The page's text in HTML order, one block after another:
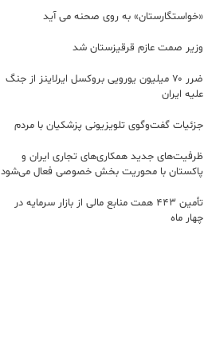
«خواستگارستان» به روی صحنه می آید
وزیر صمت عازم قرقیزستان شد
ضرر ۷۰ میلیون یورویی بروکسل ایرلاینز از جنگ
علیه ایران
جزئیات گفت‌وگوی تلویزیونی پزشکیان با مردم
ظرفیت‌های جدید همکاری‌های تجاری ایران و
پاکستان با محوریت بخش خصوصی فعال می‌شود
تأمین ۴۴۳ همت منابع مالی از بازار سرمایه در
چهار ماه